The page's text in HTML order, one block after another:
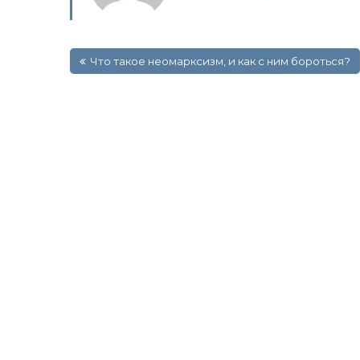
по Что такое неомарксизм, и как с ним бороться?